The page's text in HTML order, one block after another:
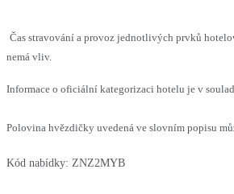
Čas stravování a provoz jednotlivých prvků
nemá vliv.
Informace o oficiální kategorizaci hotelu je v
Polovina hvězdičky uvedená ve slovním popisu
Kód nabídky: ZNZ2MYB